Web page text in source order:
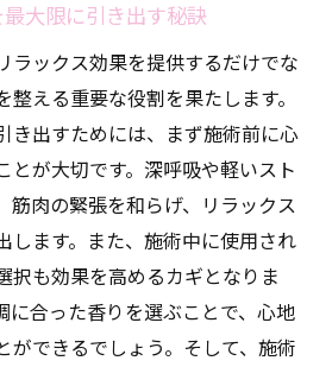
池袋の整体スポット
スパの融合が生む新しい自分
リラクゼーション方法
常を忘れる究極のヘッドスパ体
らの解放を促すヘッドスパ
る究極の癒し
減するリラクゼーション
なリセットタイム
大限に引き出す秘訣
ラックス効果を提供するだけでな
整える重要な役割を果たします。
き出すためには、まず施術前に心
とが大切です。深呼吸や軽いスト
筋肉の緊張を和らげ、リラックス
します。また、施術中に使用され
択も効果を高めるカギとなりま
に合った香りを選ぶことで、心地
ができるでしょう。そして、施術